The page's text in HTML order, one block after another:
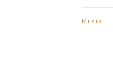
Musik